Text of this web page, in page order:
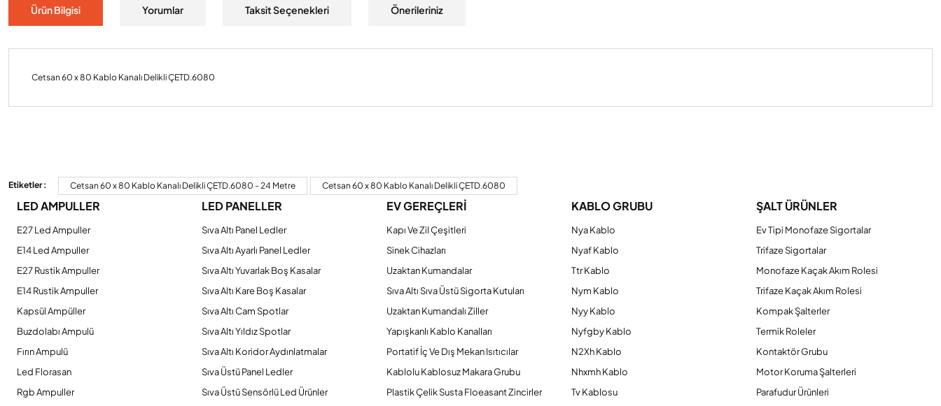
Ürün Bilgisi Yorumlar Taksit Seçenekleri Önerileriniz
Cetsan 60 x 80 Kablo Kanalı Delikli ÇETD.6080
Bu ürüne ilk yorumu siz yapın!
Yorum Yaz
Ürün resmi kalitesiz, bozuk veya görüntülenemiyor.
Ürün açıklamasında eksik bilgiler bulunuyor.
Ürün bilgilerinde hatalar bulunuyor.
Ürün fiyatı diğer sitelerden daha pahalı.
Bu ürüne benzer farklı alternatifler olmalı.
Gönder
Etiketler : Cetsan 60 x 80 Kablo Kanalı Delikli ÇETD.6080 - 24 Metre Cetsan 60 x 80 Kablo Kanalı Delikli ÇETD.6080
LED AMPULLER
E27 Led Ampuller
E14 Led Ampuller
E27 Rustik Ampuller
E14 Rustik Ampuller
Kapsül Ampüller
Buzdolabı Ampulü
Fırın Ampulü
Led Florasan
Rgb Ampuller
LED PANELLER
Sıva Altı Panel Ledler
Sıva Altı Ayarlı Panel Ledler
Sıva Altı Yuvarlak Boş Kasalar
Sıva Altı Kare Boş Kasalar
Sıva Altı Cam Spotlar
Sıva Altı Yıldız Spotlar
Sıva Altı Koridor Aydınlatmalar
Sıva Üstü Panel Ledler
Sıva Üstü Sensörlü Led Ürünler
EV GEREÇLERİ
Kapı Ve Zil Çeşitleri
Sinek Cihazları
Uzaktan Kumandalar
Sıva Altı Sıva Üstü Sigorta Kutuları
Uzaktan Kumandalı Ziller
Yapışkanlı Kablo Kanalları
Portatif İç Ve Dış Mekan Isıtıcılar
Kablolu Kablosuz Makara Grubu
Plastik Çelik Susta Floeasant Zincirler
KABLO GRUBU
Nya Kablo
Nyaf Kablo
Ttr Kablo
Nym Kablo
Nyy Kablo
Nyfgby Kablo
N2Xh Kablo
Nhxmh Kablo
Tv Kablosu
ŞALT ÜRÜNLER
Ev Tipi Monofaze Sigortalar
Trifaze Sigortalar
Monofaze Kaçak Akım Rolesi
Trifaze Kaçak Akım Rolesi
Kompak Şalterler
Termik Roleler
Kontaktör Grubu
Motor Koruma Şalterleri
Parafudur Ürünleri